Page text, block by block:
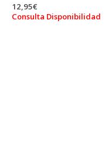
12,95€
Consulta Disponibilidad